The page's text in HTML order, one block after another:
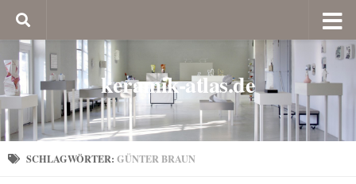
keramik-atlas.de
SCHLAGWÖRTER: GÜNTER BRAUN